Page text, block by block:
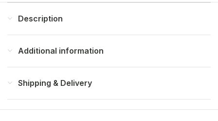
Description
Additional information
Shipping & Delivery